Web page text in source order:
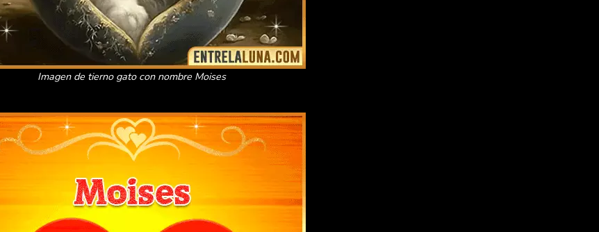
Imagen de tierno gato con nombre Moises